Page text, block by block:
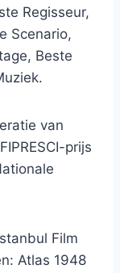
Regisseur,
Scenario,
Beste
van
prijs
Film
Atlas 1948